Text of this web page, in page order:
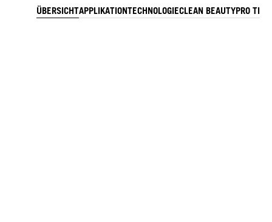
ÜBERSICHTAPPLIKATIONTECHNOLOGIECLEAN BEAUTYPRO TIPP